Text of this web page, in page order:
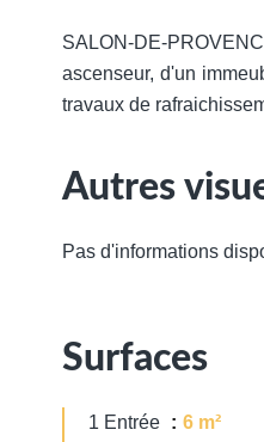
SALON-DE-
ascenseur, d'un
travaux de
Autres
Pas d'informations
Surfaces
1 Entrée
6 m²